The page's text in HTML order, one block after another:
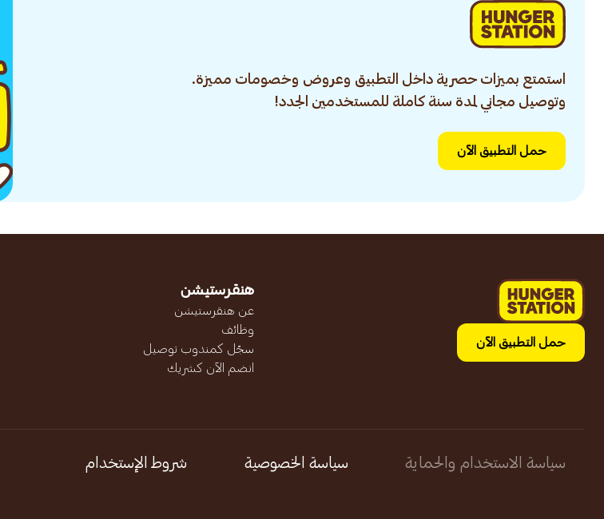
استمتع بميزات حصرية داخل التطبيق وعروض وخصومات مميزة.
وتوصيل مجاني لمدة سنة كاملة للمستخدمين الجدد!
حمل التطبيق الآن
حمل التطبيق الآن
هنقرستيشن
عن هنقرستيشن
وظائف
سجّل كمندوب توصيل
انضم الآن كشريك
سياسة الاستخدام والحماية سياسة الخصوصية شروط الإستخدام